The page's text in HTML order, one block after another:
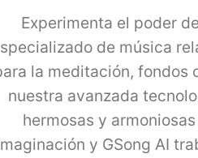
Experimenta el poder
de música
la meditación, fondos
nuestra avanzada
hermosas y
y GSong AI